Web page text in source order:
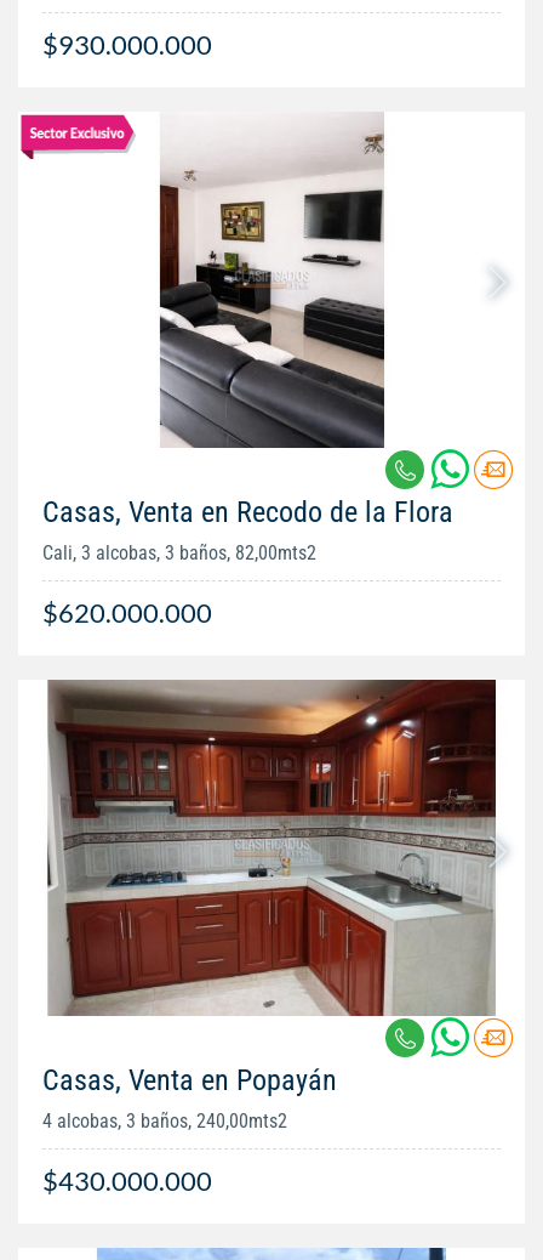
$930.000.000
Casas, Venta en Recodo de la Flora
Cali, 3 alcobas, 3 baños, 82,00mts2
$620.000.000
Casas, Venta en Popayán
4 alcobas, 3 baños, 240,00mts2
$430.000.000